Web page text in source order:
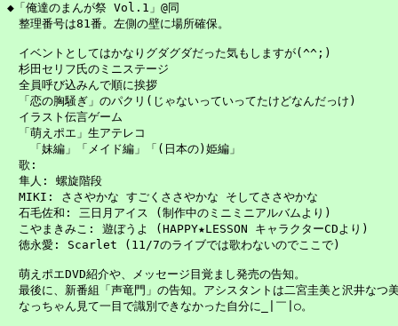
◆「俺達のまんが祭 Vol.1」@同
整理番号は81番。左側の壁に場所確保。
イベントとしてはかなりグダグダだった気もしますが(^^;)
杉田セリフ氏のミニステージ
全員呼び込みんで順に挨拶
「恋の胸騒ぎ」のパクリ(じゃないっていってたけどなんだっけ)
イラスト伝言ゲーム
「萌えポエ」生アテレコ
「妹編」「メイド編」「(日本の)姫編」
歌:
隼人: 螺旋階段
MIKI: ささやかな すごくささやかな そしてささやかな
石毛佐和: 三日月アイス (制作中のミニミニアルバムより)
こやまきみこ: 遊ぼうよ (HAPPY★LESSON キャラクターCDより)
徳永愛: Scarlet (11/7のライブでは歌わないのでここで)
萌えポエDVD紹介や、メッセージ目覚まし発売の告知。
最後に、新番組「声竜門」の告知。アシスタントは二宮圭美と沢井なつ
なっちゃん見て一目で識別できなかった自分に_|￣|○。